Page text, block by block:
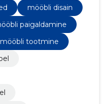
mööbli disain
paigaldamine
mööbli tootmine